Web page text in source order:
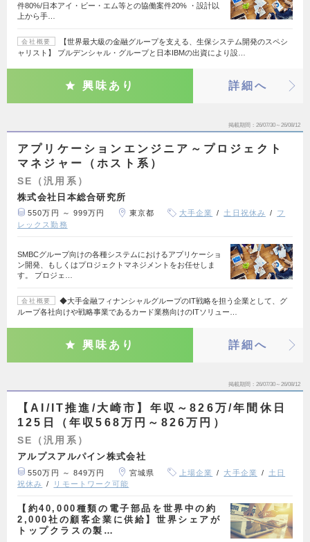
件80%/日本アイ・ビー・エム等との協働案件20% ・設計以
上から手…
会社概要
【世界最大級の金融グループを支える、生保システム開発のスペシ
ャリスト】 プルデンシャル・グループと日本IBMの出資により設…
興味あり 詳細へ
掲載期間 26/07/30～26/08/12
アプリケーションエンジニア～プロジェクト
マネジャー（ホスト系）
SE（汎用系）
株式会社日本総合研究所
550万円 ～ 999万円 東京都 大手企業 土日祝休み
フ
レックス勤務
SMBCグループ向けの各種システムにおけるアプリケーショ
ン開発、もしくはプロジェクトマネジメントをお任せしま
す。 プロジェ…
会社概要
◆大手金融フィナンシャルグループのIT戦略を担う企業として、グ
ループ各社向けや戦略事業であるカード業務向けのITソリュー…
興味あり 詳細へ
掲載期間 26/07/30～26/08/12
【AI/IT推進/大崎市】年収～826万/年間休日
125日（年収568万円～826万円）
SE（汎用系）
アルプスアルパイン株式会社
550万円 ～ 849万円 宮城県 上場企業 大手企業
土日
祝休み
リモートワーク可能
【約40,000種類の電子部品を世界中の約
2,000社の顧客企業に供給】世界シェアが
トップクラスの製…